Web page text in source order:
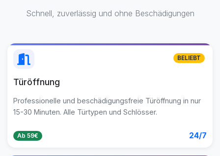
Schnell, zuverlässig und ohne Beschädigungen
Türöffnung
Professionelle und beschädigungsfreie Türöffnung in nur
15-30 Minuten. Alle Türtypen und Schlösser.
Ab 59€ 24/7
BELIEBT